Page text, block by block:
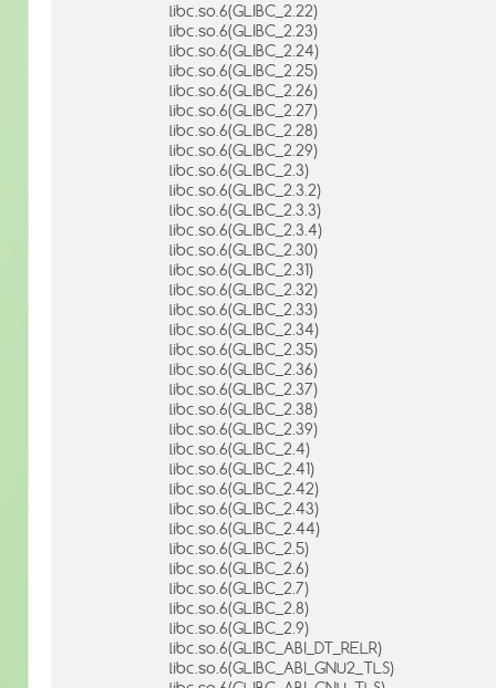
libc.so.6(GLIBC_2.22)
libc.so.6(GLIBC_2.23)
libc.so.6(GLIBC_2.24)
libc.so.6(GLIBC_2.25)
libc.so.6(GLIBC_2.26)
libc.so.6(GLIBC_2.27)
libc.so.6(GLIBC_2.28)
libc.so.6(GLIBC_2.29)
libc.so.6(GLIBC_2.3)
libc.so.6(GLIBC_2.3.2)
libc.so.6(GLIBC_2.3.3)
libc.so.6(GLIBC_2.3.4)
libc.so.6(GLIBC_2.30)
libc.so.6(GLIBC_2.31)
libc.so.6(GLIBC_2.32)
libc.so.6(GLIBC_2.33)
libc.so.6(GLIBC_2.34)
libc.so.6(GLIBC_2.35)
libc.so.6(GLIBC_2.36)
libc.so.6(GLIBC_2.37)
libc.so.6(GLIBC_2.38)
libc.so.6(GLIBC_2.39)
libc.so.6(GLIBC_2.4)
libc.so.6(GLIBC_2.41)
libc.so.6(GLIBC_2.42)
libc.so.6(GLIBC_2.43)
libc.so.6(GLIBC_2.44)
libc.so.6(GLIBC_2.5)
libc.so.6(GLIBC_2.6)
libc.so.6(GLIBC_2.7)
libc.so.6(GLIBC_2.8)
libc.so.6(GLIBC_2.9)
libc.so.6(GLIBC_ABI_DT_RELR)
libc.so.6(GLIBC_ABI_GNU2_TLS)